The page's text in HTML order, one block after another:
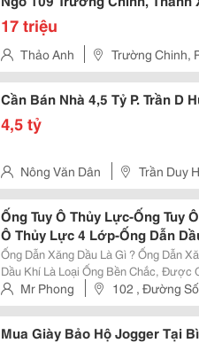
17 triệu
Thảo Anh Trường Chinh,
Cần Bán Nhà 4,5 Tỷ P. Trần D
4,5 tỷ
Nông Văn Dân Trần Duy
Ống Tuy Ô Thủy Lực-Ống Tuy
Ô Thủy Lực 4 Lớp-Ống Dẫn
Thủy Lực -Ống Tuy Ô Thủy
Ống Thủy Lực -Đầu Cút Ống
Ongthuyluc
Ống Dẫn Xăng Dầu Là Gì ? Ống Dẫn Xăng Dầu Là Ống Mềm Dùng Trong Ngành
Dầu Khí Là Loại Ống Bền Chắc,
Cao Su, Pvc Hoặc Ptfe), Được Thiết
Cách An Toàn Như Xăng, Dầu...
Mr Phong 102 , Đường
Mua Giày Bảo Hộ Jogger Tại